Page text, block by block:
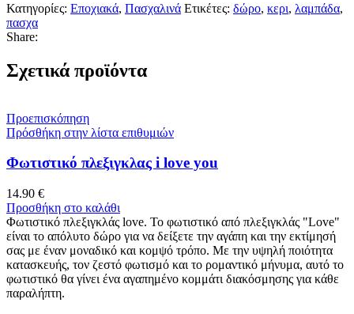
Κατηγορίες: Εποχιακά, Πασχαλινά Ετικέτες: δώρο, κερι, λαμπάδα,
πασχα
Share:
Σχετικά προϊόντα
Προεπισκόπηση
Πρόσθήκη στην λίστα επιθυμιών
Φωτιστικό πλεξιγκλας i love you
14.90 €
Προσθήκη στο καλάθι
Φωτιστικό πλεξιγκλάς love. Το φωτιστικό από πλεξιγκλάς "Love"
είναι το απόλυτο δώρο για να δείξετε την αγάπη και την εκτίμησή
σας με έναν μοναδικό και κομψό τρόπο. Με την υψηλή ποιότητα
κατασκευής, τον ζεστό φωτισμό και το ρομαντικό μήνυμα, αυτό το
φωτιστικό θα γίνει ένα αγαπημένο κομμάτι διακόσμησης για κάθε
παραλήπτη.